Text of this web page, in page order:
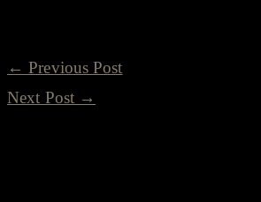
← Previous Post
Next Post →